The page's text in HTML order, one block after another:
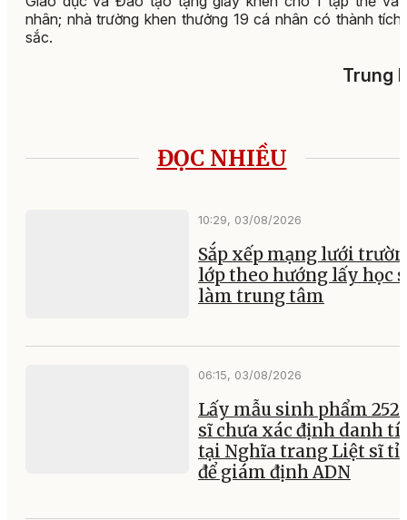
nhân; nhà trường khen thưởng 19 cá nhân có thành tích
sắc.
Trung
ĐỌC NHIỀU
10:29, 03/08/2026
Sắp xếp mạng lưới
lớp theo hướng lấy học
làm trung tâm
06:15, 03/08/2026
Lấy mẫu sinh phẩm 252
sĩ chưa xác định danh
tại Nghĩa trang Liệt sĩ
để giám định ADN